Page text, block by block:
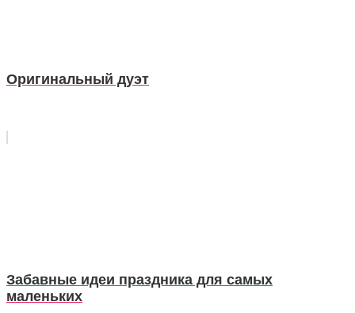
Оригинальный дуэт
Забавные идеи праздника для самых
маленьких